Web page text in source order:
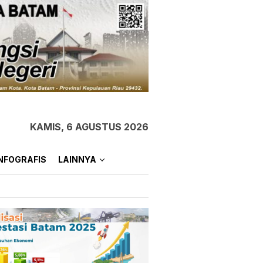
KAMIS, 6 AGUSTUS 2026
LAINNYA